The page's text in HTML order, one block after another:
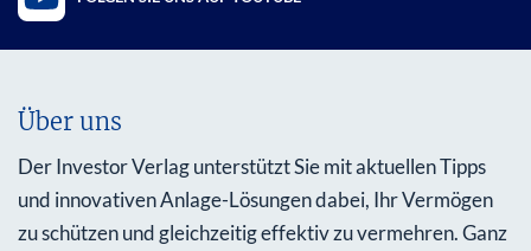
Über uns
Der Investor Verlag unterstützt Sie mit aktuellen Tipps
und innovativen Anlage-Lösungen dabei, Ihr Vermögen
zu schützen und gleichzeitig effektiv zu vermehren. Ganz